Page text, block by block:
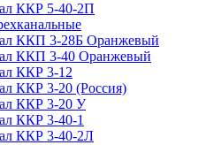
ККР 5-40-2П
ККП 3-28Б Оранжевый
ККП 3-40 Оранжевый
ККР 3-12
ККР 3-20 (Россия)
ККР 3-20 У
ККР 3-40-1
ККР 3-40-2Л